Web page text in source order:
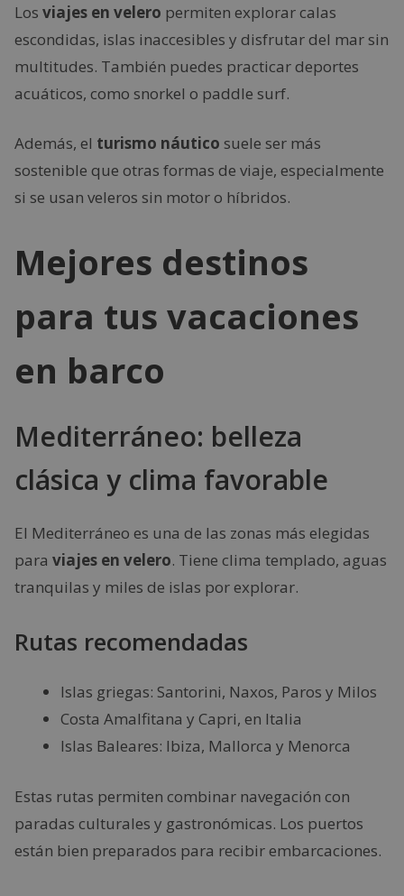
Los viajes en velero permiten explorar calas
escondidas, islas inaccesibles y disfrutar del mar sin
multitudes. También puedes practicar deportes
acuáticos, como snorkel o paddle surf.
Además, el turismo náutico suele ser más
sostenible que otras formas de viaje, especialmente
si se usan veleros sin motor o híbridos.
Mejores destinos
para tus vacaciones
en barco
Mediterráneo: belleza
clásica y clima favorable
El Mediterráneo es una de las zonas más elegidas
para viajes en velero. Tiene clima templado, aguas
tranquilas y miles de islas por explorar.
Rutas recomendadas
Islas griegas: Santorini, Naxos, Paros y Milos
Costa Amalfitana y Capri, en Italia
Islas Baleares: Ibiza, Mallorca y Menorca
Estas rutas permiten combinar navegación con
paradas culturales y gastronómicas. Los puertos
están bien preparados para recibir embarcaciones.